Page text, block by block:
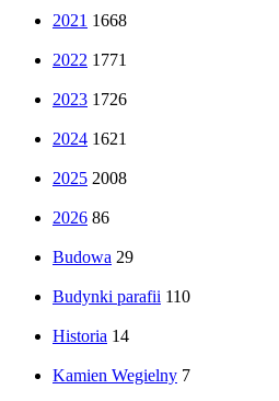
2021 1668
2022 1771
2023 1726
2024 1621
2025 2008
2026 86
Budowa 29
Budynki parafii 110
Historia 14
Kamien Wegielny 7